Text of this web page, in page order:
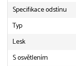
Specifikace odstínu
Typ
Lesk
S osvětlením